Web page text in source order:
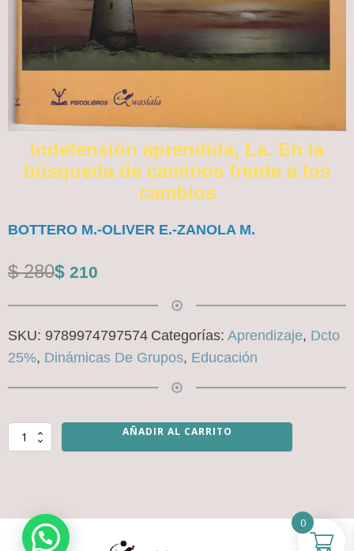
Indefensión aprendida, La. En la
búsqueda de caminos frente a los
cambios
BOTTERO M.-OLIVER E.-ZANOLA M.
$280
El
precio
original
era:
$ 280.
$ 210
El
precio
actual
es:
$ 210.
SKU: 9789974797574 Categorías: Aprendizaje, Dcto
25%, Dinámicas De Grupos, Educación
Indefensión
aprendida,
búsqueda
caminos
AÑADIR AL CARRITO
0